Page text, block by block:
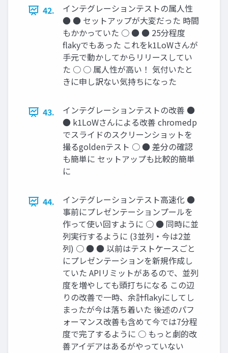
42.
インテグレーションテストの属人性
● ● セットアップが大変だった 時間
もかかっていた ○ ● ● 25分程度
ﬂakyでもあった これをk1LoWさんが
手元で動かしてからリリースしてい
た ○ ○ 属人性が高い！ 気付いたと
きに申し訳ない気持ちになった
43.
インテグレーションテストの改善 ●
● k1LoWさんによる改善 chromedp
でスライドのスクリーンショットを
撮るgoldenテスト ○ ● 差分の確認
も簡単に セットアップも比較的簡単
に
44.
インテグレーションテスト高速化 ●
事前にプレゼンテーションプールを
作って使い回すように ○ ● 同時に並
列実行するように (3並列・今は2並
列) ○ ● ● 以前はテストケースごと
にプレゼンテーションを新規作成し
ていた APIリミットがあるので、並列
度を増やしても頭打ちになる この辺
りの改善で一時、余計ﬂakyにしてし
まったが今は落ち着いた 後述のパフ
ォーマンス改善も含めて今では7分程
度で完了するように ○ もっと劇的改
善アイデアはあるがやっていない